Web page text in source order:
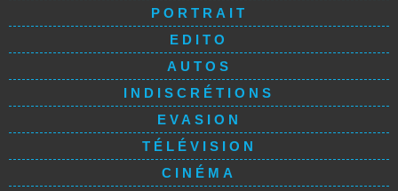
PORTRAIT
EDITO
AUTOS
INDISCRÉTIONS
EVASION
TÉLÉVISION
CINÉMA